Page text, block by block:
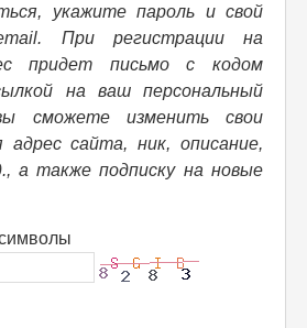
укажите пароль и свой
При регистрации на
придет письмо с кодом
на ваш персональный
сможете изменить свои
адрес сайта, ник, описание,
а также подписку на новые